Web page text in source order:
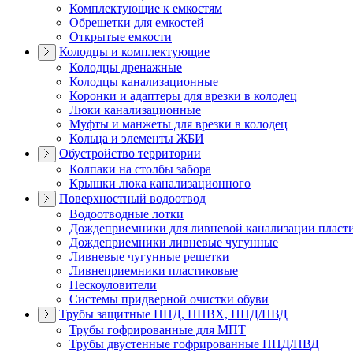
Комплектующие к емкостям
Обрешетки для емкостей
Открытые емкости
Колодцы и комплектующие
Колодцы дренажные
Колодцы канализационные
Коронки и адаптеры для врезки в колодец
Люки канализационные
Муфты и манжеты для врезки в колодец
Кольца и элементы ЖБИ
Обустройство территории
Колпаки на столбы забора
Крышки люка канализационного
Поверхностный водоотвод
Водоотводные лотки
Дождеприемники для ливневой канализации
Дождеприемники ливневые чугунные
Ливневые чугунные решетки
Ливнеприемники пластиковые
Пескоуловители
Системы придверной очистки обуви
Трубы защитные ПНД, НПВХ, ПНД/ПВД
Трубы гофрированные для МПТ
Трубы двустенные гофрированные ПНД/ПВД